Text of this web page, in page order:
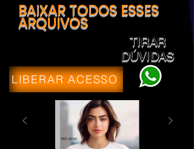
BAIXAR TODOS ESSES
ARQUIVOS
TIRAR
DÚVIDAS
LIBERAR ACESSO